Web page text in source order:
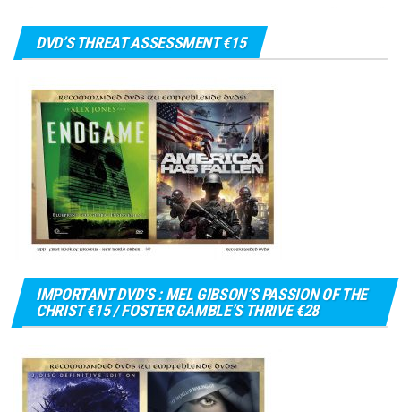
DVD’S THREAT ASSESSMENT €15
IMPORTANT DVD’S : MEL GIBSON’S PASSION OF THE
CHRIST €15 / FOSTER GAMBLE’S THRIVE €28